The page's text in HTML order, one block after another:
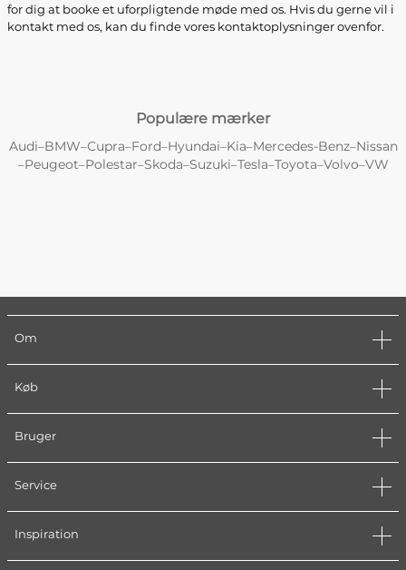
for dig at booke et uforpligtende møde med os. Hvis du gerne vil i
kontakt med os, kan du finde vores kontaktoplysninger ovenfor.
Populære mærker
Audi–BMW–Cupra–Ford–Hyundai–Kia–Mercedes-Benz–Nissan
–Peugeot–Polestar–Skoda–Suzuki–Tesla–Toyota–Volvo–VW
Om
Køb
Bruger
Service
Inspiration